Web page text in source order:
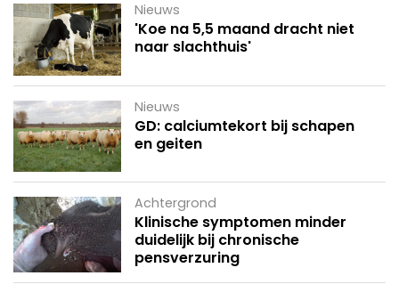
Nieuws
'Koe na 5,5 maand dracht niet
naar slachthuis'
Nieuws
GD: calciumtekort bij schapen
en geiten
Achtergrond
Klinische symptomen minder
duidelijk bij chronische
pensverzuring